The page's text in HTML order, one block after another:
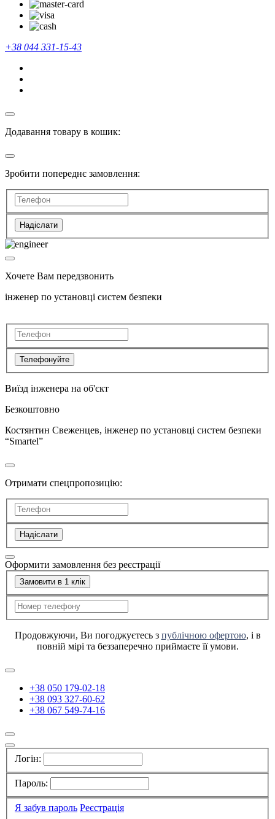
+38 044 331-15-43
Додавання товару в кошик:
Зробити попереднє замовлення:
Надіслати
Хочете Вам передзвонить
інженер по установці систем безпеки
Телефонуйте
Виїзд інженера на об'єкт
Безкоштовно
Костянтин Свеженцев, інженер по установці систем безпеки
“Smartel”
Отримати спецпропозицію:
Надіслати
Оформити замовлення без реєстрації
Замовити в 1 клік
Продовжуючи, Ви погоджуєтесь з публічною офертою, і в
повній мірі та беззаперечно приймаєте її умови.
+38 050 179-02-18
+38 093 327-60-62
+38 067 549-74-16
Логін:
Пароль:
Я забув пароль Реєстрація